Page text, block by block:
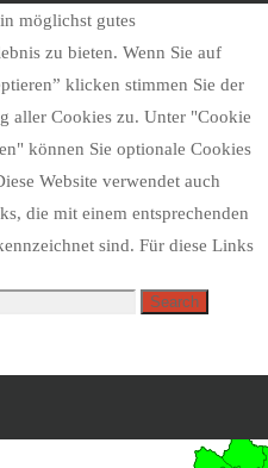
Search
möglichst gutes
zu bieten. Wenn Sie auf
klicken stimmen Sie der
aller Cookies zu. Unter "Cookie
können Sie optionale Cookies
Website verwendet auch
die mit einem entsprechenden
sind. Für diese Links